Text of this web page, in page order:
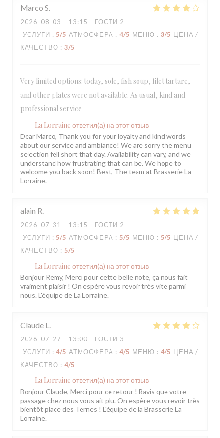
Marco S
2026-08-03 - 13:15 - ГОСТИ 2
УСЛУГИ : 5/5 АТМОСФЕРА : 4/5 МЕНЮ : 3/5 ЦЕНА /
КАЧЕСТВО : 3/5
Very limited options: today, sole, fish soup, filet tartare,
and other plates were not available. As usual, kind and
professional service
La Lorraine ответил(а) на этот отзыв
Dear Marco, Thank you for your loyalty and kind words
about our service and ambiance! We are sorry the menu
selection fell short that day. Availability can vary, and we
understand how frustrating that can be. We hope to
welcome you back soon! Best, The team at Brasserie La
Lorraine.
alain R
2026-07-31 - 13:15 - ГОСТИ 2
УСЛУГИ : 5/5 АТМОСФЕРА : 5/5 МЕНЮ : 5/5 ЦЕНА /
КАЧЕСТВО : 5/5
La Lorraine ответил(а) на этот отзыв
Bonjour Remy, Merci pour cette belle note, ça nous fait
vraiment plaisir ! On espère vous revoir très vite parmi
nous. L'équipe de La Lorraine.
Claude L
2026-07-27 - 13:00 - ГОСТИ 3
УСЛУГИ : 4/5 АТМОСФЕРА : 4/5 МЕНЮ : 4/5 ЦЕНА /
КАЧЕСТВО : 4/5
La Lorraine ответил(а) на этот отзыв
Bonjour Claude, Merci pour ce retour ! Ravis que votre
passage chez nous vous ait plu. On espère vous revoir très
bientôt place des Ternes ! L'équipe de la Brasserie La
Lorraine.